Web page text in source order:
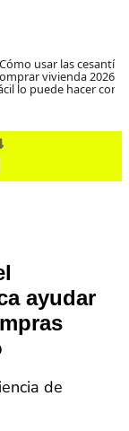
usar las
vivienda 2026?
lo puede hacer con
ayudar
de